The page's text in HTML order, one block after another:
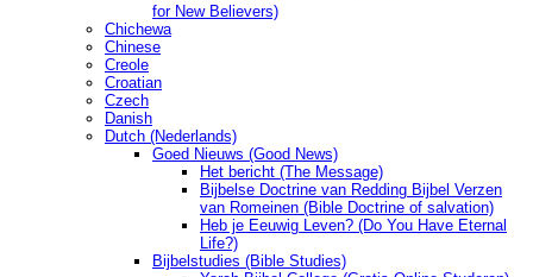
for New Believers)
Chichewa
Chinese
Creole
Croatian
Czech
Danish
Dutch (Nederlands)
Goed Nieuws (Good News)
Het bericht (The Message)
Bijbelse Doctrine van Redding Bijbel Verzen
van Romeinen (Bible Doctrine of salvation)
Heb je Eeuwig Leven? (Do You Have Eternal
Life?)
Bijbelstudies (Bible Studies)